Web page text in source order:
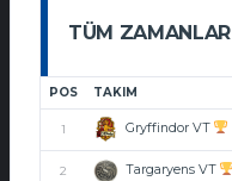
TÜM ZAMANLAR
POS TAKIM
1 Gryffindor VT
2 Targaryens VT